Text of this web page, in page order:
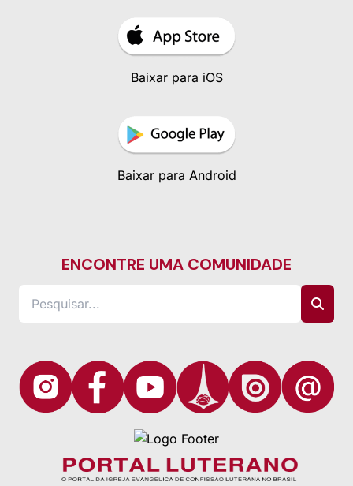
Baixar para iOS
Baixar para Android
ENCONTRE UMA COMUNIDADE